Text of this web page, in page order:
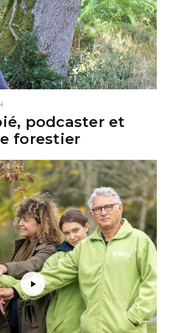
podcaster et
forestier